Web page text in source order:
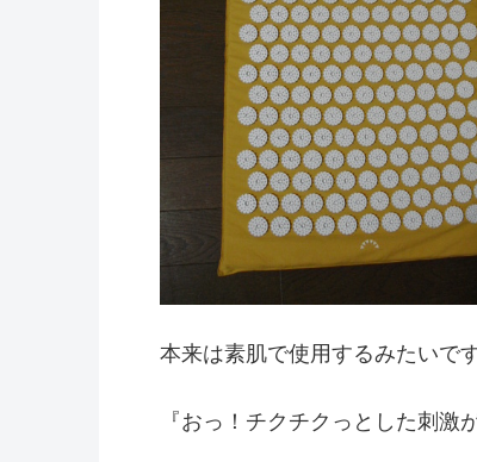
本来は素肌で使用するみたいで
『おっ！チクチクっとした刺激